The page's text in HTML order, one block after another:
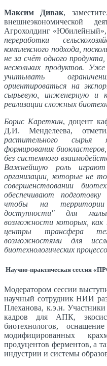
Максим Дивак,
внешнеэкономической
Агрохолдинг «Юбилейный»,
переработки
комплексного подхода,
не за счёт одного
нескольких продуктов.
учитывать
ориентироваться на
сырьевую, инженерную и
реализации сложных
Борис Кареткин, доцент
Д.И. Менделеева,
растительного сырья
формирования
без системного
Важнейшую роль играют
организации, которые не
совершенствовании
обеспечивают
чтобы на
доступности" для
возможности которых, как
центры трансфера
возможностями для
биотехнологических
Научно-практическая сессия
Модератором сессии
научный сотрудник НИИ
Плеханова, к.э.н.
кадров для АПК,
биотехнологов,
модифицированных
продуцентов ферментов, а
индустрии и системы